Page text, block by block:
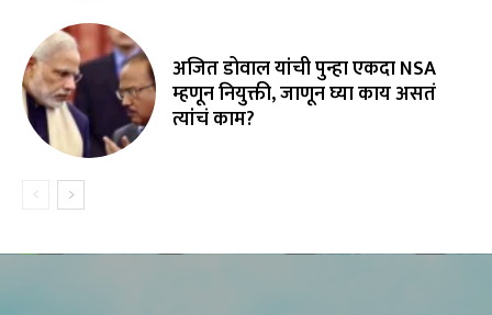
अजित डोवाल यांची पुन्हा एकदा NSA
म्हणून नियुक्ती, जाणून घ्या काय असतं
त्यांचं काम?